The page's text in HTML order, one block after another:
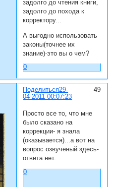
задолго до чтения книги,
задолго до похода к
корректору...
А выгодно использовать
законы(точнее их
знание)-это вы о чем?
0
Поделиться 49
29-
04-2011 00:07:23
Просто все то, что мне
было сказано на
коррекции- я знала
(оказывается)...а вот на
вопрос озвученый здесь-
ответа нет.
0